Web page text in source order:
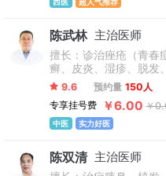
陈武林 主治医师
擅长：诊治痤疮（青春
癣、皮炎、湿疹、脱发
种皮肤常见，疑难疾病。
9.6 预约量 150人
专享挂号费
￥6.00 ￥
中医 实力好医
陈双清 主治医师